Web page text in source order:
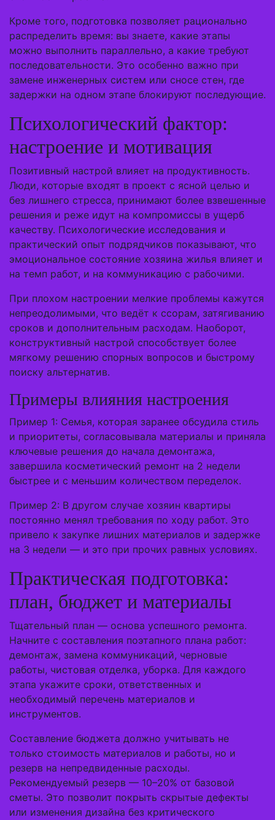
Кроме того, подготовка позволяет рационально
распределить время: вы знаете, какие этапы
можно выполнить параллельно, а какие требуют
последовательности. Это особенно важно при
замене инженерных систем или сносе стен, где
задержки на одном этапе блокируют последующие.
Психологический фактор:
настроение и мотивация
Позитивный настрой влияет на продуктивность.
Люди, которые входят в проект с ясной целью и
без лишнего стресса, принимают более взвешенные
решения и реже идут на компромиссы в ущерб
качеству. Психологические исследования и
практический опыт подрядчиков показывают, что
эмоциональное состояние хозяина жилья влияет и
на темп работ, и на коммуникацию с рабочими.
При плохом настроении мелкие проблемы кажутся
непреодолимыми, что ведёт к ссорам, затягиванию
сроков и дополнительным расходам. Наоборот,
конструктивный настрой способствует более
мягкому решению спорных вопросов и быстрому
поиску альтернатив.
Примеры влияния настроения
Пример 1: Семья, которая заранее обсудила стиль
и приоритеты, согласовывала материалы и приняла
ключевые решения до начала демонтажа,
завершила косметический ремонт на 2 недели
быстрее и с меньшим количеством переделок.
Пример 2: В другом случае хозяин квартиры
постоянно менял требования по ходу работ. Это
привело к закупке лишних материалов и задержке
на 3 недели — и это при прочих равных условиях.
Практическая подготовка:
план, бюджет и материалы
Тщательный план — основа успешного ремонта.
Начните с составления поэтапного плана работ:
демонтаж, замена коммуникаций, черновые
работы, чистовая отделка, уборка. Для каждого
этапа укажите сроки, ответственных и
необходимый перечень материалов и
инструментов.
Составление бюджета должно учитывать не
только стоимость материалов и работы, но и
резерв на непредвиденные расходы.
Рекомендуемый резерв — 10–20% от базовой
сметы. Это позволит покрыть скрытые дефекты
или изменения дизайна без критического